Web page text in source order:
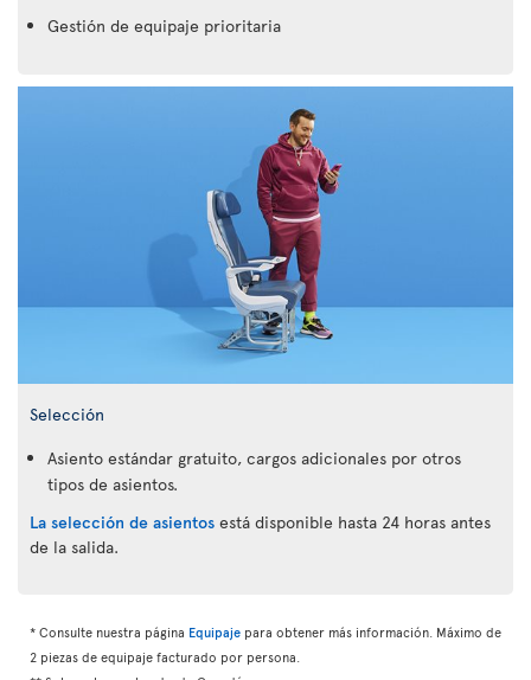
Gestión de equipaje prioritaria
Selección
Asiento estándar gratuito, cargos adicionales por otros
tipos de asientos.
La selección de asientos está disponible hasta 24 horas antes
de la salida.
* Consulte nuestra página Equipaje para obtener más información. Máximo de
2 piezas de equipaje facturado por persona.